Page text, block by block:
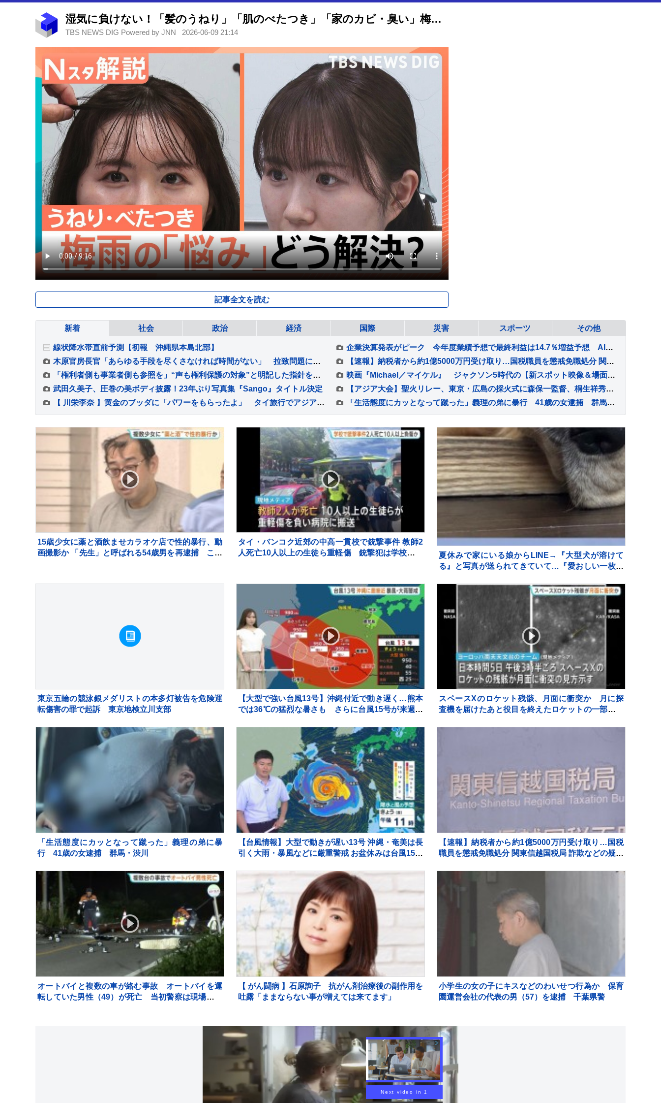
湿気に負けない！「髪のうねり」「肌のべたつき」「家のカビ・臭い」梅雨のストレス撃退法【Nスタ解説】
TBS NEWS DIG Powered by JNN 2026-06-09 21:14
記事全文を読む
新着 社会 政治 経済 国際 災害 スポーツ その他
線状降水帯直前予測【初報 沖縄県本島北部】
企業決算発表がピーク 今年度業績予想で最終利益は14.7％増益予想 AI・半導体需要や円安傾向で製造業に追い風 SMBC日興証券集計
木原官房長官「あらゆる手段を尽くさなければ時間がない」 拉致問題に関する中学生サミットを開催
【速報】納税者から約1億5000万円受け取り…国税職員を懲戒免職処分 関東信越国税局 詐欺などの疑いで刑事告発も
「権利者側も事業者側も参照を」“声も権利保護の対象”と明記した指針を公表…生成AI動画で声優や俳優の声や顔が無断使用されている問題受けて 法務省検討会
映画『Michael／マイケル』 ジャクソン5時代の【新スポット映像＆場面写真】解禁！ さらに「劇中使用楽曲27曲」も公開！！
武田久美子、圧巻の美ボディ披露！23年ぶり写真集『Sango』タイトル決定
【アジア大会】聖火リレー、東京・広島の採火式に森保一監督、桐生祥秀が登壇決定 32年ぶり9月日本開催
【 川栄李奈 】黄金のブッダに「パワーをもらったよ」 タイ旅行でアジアティーク堪能「ハピローしてきた」
「生活態度にカッとなって蹴った」義理の弟に暴行 41歳の女逮捕 群馬・渋川
15歳少女に薬と酒飲ませカラオケ店で性的暴行、動
画撮影か 「先生」と呼ばれる54歳男を再逮捕 これ
タイ・バンコク近郊の中高一貫校で銃撃事件 教師2
人死亡10人以上の生徒ら重軽傷 銃撃犯は学校の生
夏休みで家にいる娘からLINE→『大型犬が溶けて
る』と写真が送られてきていて…『愛おしい一枚』
東京五輪の競泳銀メダリストの本多灯被告を危険運
転傷害の罪で起訴 東京地検立川支部
【大型で強い台風13号】沖縄付近で動き遅く…熊本
では36℃の猛烈な暑さも さらに台風15号が来週火
スペースXのロケット残骸、月面に衝突か 月に探
査機を届けたあと役目を終えたロケットの一部が宇
「生活態度にカッとなって蹴った」義理の弟に暴
行 41歳の女逮捕 群馬・渋川
【台風情報】大型で動きが遅い13号 沖縄・奄美は長
引く大雨・暴風などに厳重警戒 お盆休みは台風15号
気】
【速報】納税者から約1億5000万円受け取り…国税
職員を懲戒免職処分 関東信越国税局 詐欺などの疑い
オートバイと複数の車が絡む事故 オートバイを運
転していた男性（49）が死亡 当初警察は現場から
【 がん闘病 】石原詢子 抗がん剤治療後の副作用を
吐露「ままならない事が増えては来てます」
小学生の女の子にキスなどのわいせつ行為か 保育
園運営会社の代表の男（57）を逮捕 千葉県警